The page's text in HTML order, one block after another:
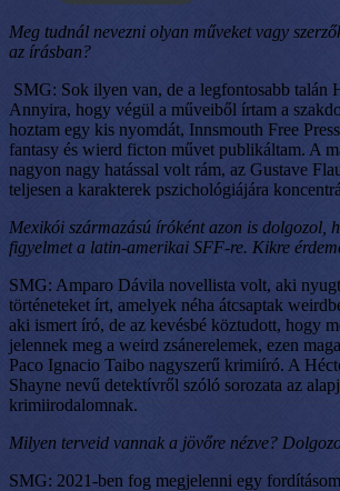
Meg tudnál nevezni olyan műveket vagy
az írásban?
SMG: Sok ilyen van, de a legfontosabb talán
Annyira, hogy végül a műveiből írtam a
hoztam egy kis nyomdát, Innsmouth Free
fantasy és wierd ficton művet publikáltam. A
nagyon nagy hatással volt rám, az Gustave
teljesen a karakterek pszichológiájára
Mexikói származású íróként azon is dolgozol,
figyelmet a latin-amerikai SFF-re. Kikre
SMG: Amparo Dávila novellista volt, aki
történeteket írt, amelyek néha átcsaptak
aki ismert író, de az kevésbé köztudott, hogy
jelennek meg a weird zsánerelemek, ezen
Paco Ignacio Taibo nagyszerű krimiíró. A
Shayne nevű detektívről szóló sorozata az
krimiirodalomnak.
Milyen terveid vannak a jövőre nézve?
SMG: 2021-ben fog megjelenni egy